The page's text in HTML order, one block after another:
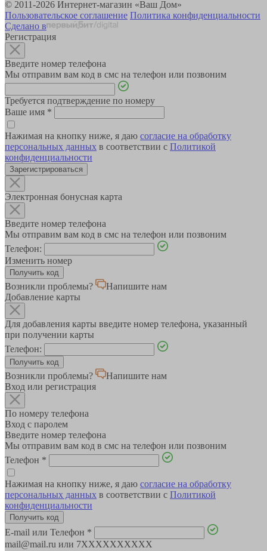
© 2011-2026 Интернет-магазин «Ваш Дом»
Пользовательское соглашение Политика конфиденциальности
Сделано в
Регистрация
Введите номер телефона
Мы отправим вам код в смс на телефон или позвоним
Требуется подтверждение по номеру
Ваше имя *
Нажимая на кнопку ниже, я даю согласие на обработку
персональных данных в соответствии с Политикой
конфиденциальности
Зарегистрироваться
Электронная бонусная карта
Введите номер телефона
Мы отправим вам код в смс на телефон или позвоним
Телефон:
Изменить номер
Возникли проблемы?
Напишите нам
Добавление карты
Для добавления карты введите номер телефона, указанный
при получении карты
Телефон:
Возникли проблемы?
Напишите нам
Вход или регистрация
По номеру телефона
Вход с паролем
Введите номер телефона
Мы отправим вам код в смс на телефон или позвоним
Телефон *
Нажимая на кнопку ниже, я даю согласие на обработку
персональных данных в соответствии с Политикой
конфиденциальности
E-mail или Телефон *
mail@mail.ru или 7XXXXXXXXXX